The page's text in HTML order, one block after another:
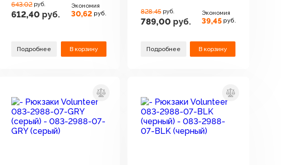
643.02 руб.
612,40 руб.
Экономия
30,62 руб.
Подробнее В корзину
828.45 руб.
789,00 руб.
Экономия
39,45 руб.
Подробнее В корзину